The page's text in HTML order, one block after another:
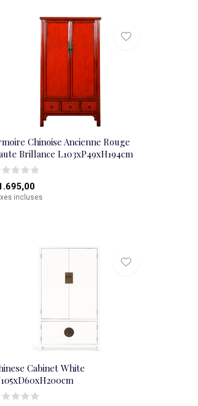
Chinoise Ancienne Rouge
Brillance L103xP49xH194cm
incluses
Cabinet White